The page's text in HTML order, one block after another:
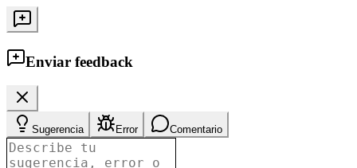
Enviar feedback
Sugerencia Error Comentario